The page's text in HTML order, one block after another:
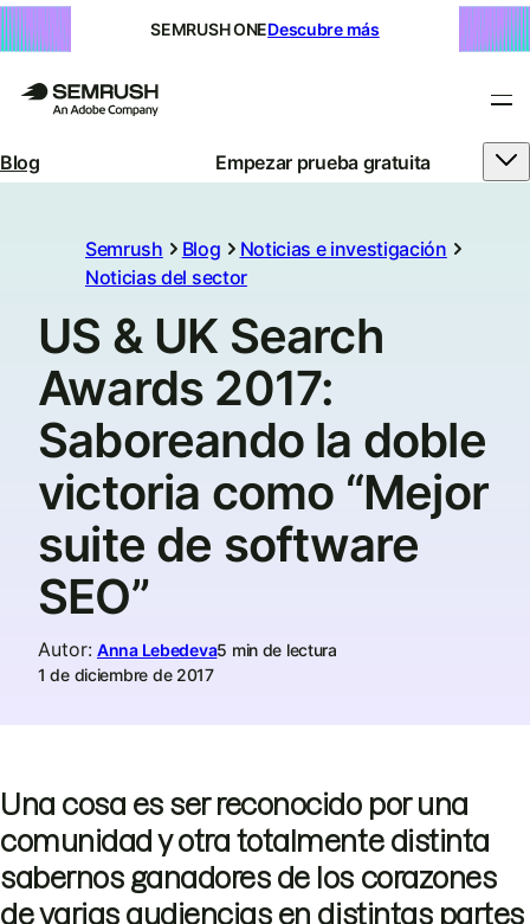
SEMRUSH ONEDescubre más
Blog Empezar prueba gratuita
Semrush Blog
Noticias e investigación
Noticias del sector
US & UK Search
Awards 2017:
Saboreando la doble
victoria como “Mejor
suite de software
SEO”
Autor: Anna Lebedeva5 min de lectura
1 de diciembre de 2017
Una cosa es ser reconocido por una
comunidad y otra totalmente distinta
sabernos ganadores de los corazones
de varias audiencias en distintas partes